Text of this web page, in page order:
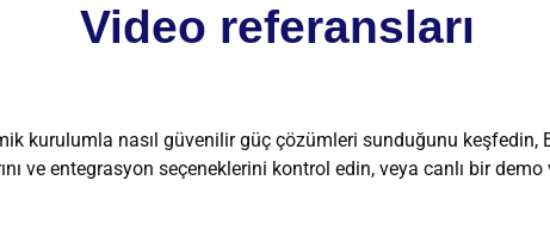
Video referansları
kurulumla nasıl güvenilir güç çözümleri sunduğunu
ve entegrasyon seçeneklerini kontrol edin, veya canlı bir